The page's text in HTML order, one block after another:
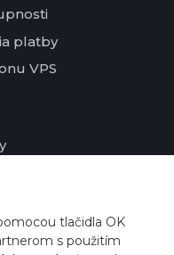
platby
VPS
tlačidla OK
s použitím